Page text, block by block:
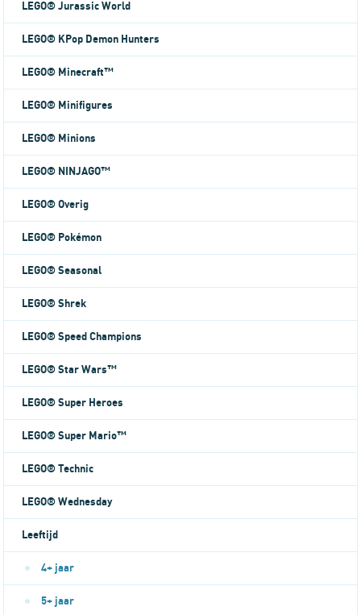
LEGO® Jurassic World
LEGO® KPop Demon Hunters
LEGO® Minecraft™
LEGO® Minifigures
LEGO® Minions
LEGO® NINJAGO™
LEGO® Overig
LEGO® Pokémon
LEGO® Seasonal
LEGO® Shrek
LEGO® Speed Champions
LEGO® Star Wars™
LEGO® Super Heroes
LEGO® Super Mario™
LEGO® Technic
LEGO® Wednesday
Leeftijd
4+ jaar
5+ jaar